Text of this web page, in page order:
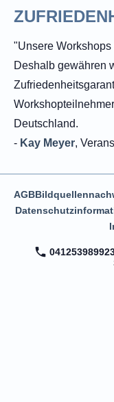
"Unsere
Deshalb gewähren
Deutschland.
- Kay Meyer,
AGB